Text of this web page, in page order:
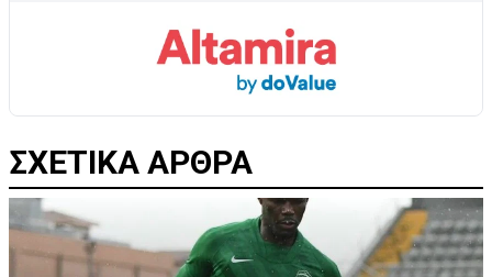
ΣΧΕΤΙΚΑ ΑΡΘΡΑ